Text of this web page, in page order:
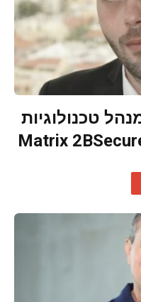
טכנולוגיות